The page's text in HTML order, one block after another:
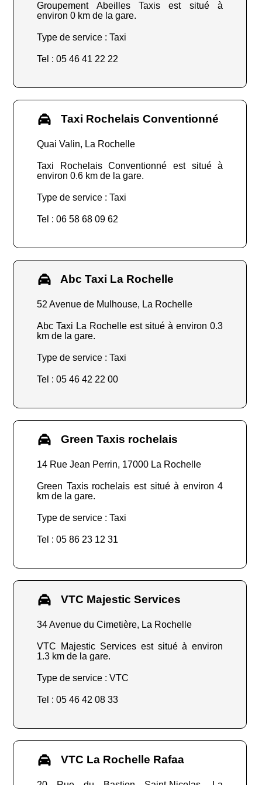
Groupement Abeilles Taxis est situé à
environ 0 km de la gare.
Type de service : Taxi
Tel : 05 46 41 22 22
Taxi Rochelais Conventionné
Quai Valin, La Rochelle
Taxi Rochelais Conventionné est situé à
environ 0.6 km de la gare.
Type de service : Taxi
Tel : 06 58 68 09 62
Abc Taxi La Rochelle
52 Avenue de Mulhouse, La Rochelle
Abc Taxi La Rochelle est situé à environ 0.3
km de la gare.
Type de service : Taxi
Tel : 05 46 42 22 00
Green Taxis rochelais
14 Rue Jean Perrin, 17000 La Rochelle
Green Taxis rochelais est situé à environ 4
km de la gare.
Type de service : Taxi
Tel : 05 86 23 12 31
VTC Majestic Services
34 Avenue du Cimetière, La Rochelle
VTC Majestic Services est situé à environ
1.3 km de la gare.
Type de service : VTC
Tel : 05 46 42 08 33
VTC La Rochelle Rafaa